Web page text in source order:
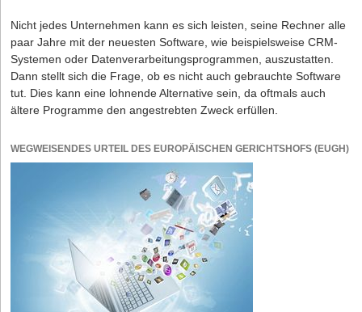
Verletzung von Sicherheitspflichten.
HAFTUNG NACH DEM PRODUKTHAFTUNGSGESETZ
DasProdukthaftungsgesetzist zum 1.1.1990 in Kraft getreten.
Nach dem Produkthaftungsgesetz weist ein Produkt einen Fehler
Sicherheit bietet, die unter Berücksichtigung aller Umstände
den Fehlerbegriff durch einen anderen unbestimmten
Rechtsbegriff, nämlich denjenigen der „berechtigten
Sicherheitserwartungen“ des Adressatenkreises des vermarkteten
Produkts sowie Dritter, die mit der Sache in Berührung kommen.
Wendet sich der Hersteller mit seiner Ware ausschließlich an
Fachpersonal, wie etwa bei Investitionsgütern, aber auch bei
sonstigen technischen Geräten, hat das Produkt den
Sicherheitserwartungen dieser Fachkreise zu genügen.
Nicht jedes Unternehmen kann es sich leisten, seine Rechner alle
paar Jahre mit der neuesten Software, wie beispielsweise CRM-
Systemen oder Datenverarbeitungsprogrammen, auszustatten.
Dann stellt sich die Frage, ob es nicht auch gebrauchte Software
tut. Dies kann eine lohnende Alternative sein, da oftmals auch
ältere Programme den angestrebten Zweck erfüllen.
WEGWEISENDES URTEIL DES EUROPÄISCHEN GERICHTSHOFS (EUGH)